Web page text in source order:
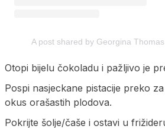
A post shared by Georgina
Otopi bijelu čokoladu i pažljivo je
Pospi nasjeckane pistacije preko
okus orašastih plodova.
Pokrijte šolje/čaše i ostavi u